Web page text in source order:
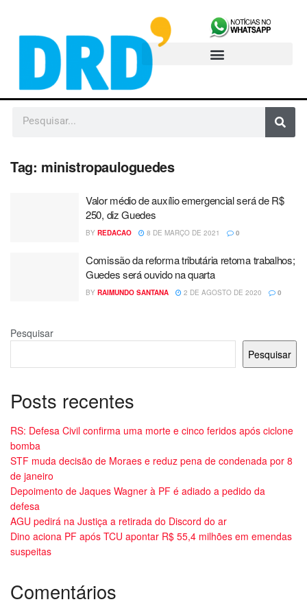
Tag: ministropauloguedes
Valor médio de auxílio emergencial será de R$
250, diz Guedes
BY REDACAO 8 DE MARÇO DE 2021 0
Comissão da reforma tributária retoma trabalhos;
Guedes será ouvido na quarta
BY RAIMUNDO SANTANA 2 DE AGOSTO DE 2020 0
Pesquisar
Pesquisar
Posts recentes
RS: Defesa Civil confirma uma morte e cinco feridos após ciclone
bomba
STF muda decisão de Moraes e reduz pena de condenada por 8
de janeiro
Depoimento de Jaques Wagner à PF é adiado a pedido da
defesa
AGU pedirá na Justiça a retirada do Discord do ar
Dino aciona PF após TCU apontar R$ 55,4 milhões em emendas
suspeitas
Comentários